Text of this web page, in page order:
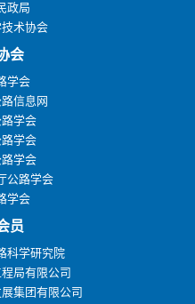
政局
术协会
会
学会
信息网
路学会
学会
学会
公路学会
学会
员
科学研究院
局有限公司
集团有限公司